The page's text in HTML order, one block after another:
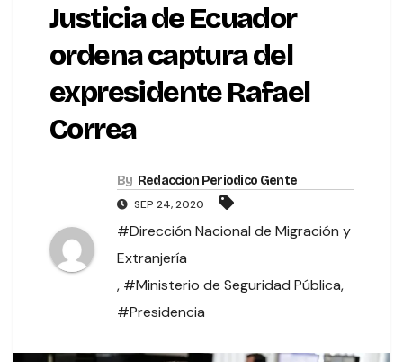
Justicia de Ecuador
ordena captura del
expresidente Rafael
Correa
By Redaccion Periodico Gente
SEP 24, 2020
#Dirección Nacional de Migración y
Extranjería
, #Ministerio de Seguridad Pública,
#Presidencia